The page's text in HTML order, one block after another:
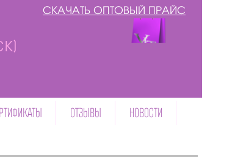
СКАЧАТЬ ОПТОВЫЙ ПРАЙС
ОТЗЫВЫ НОВОСТИ